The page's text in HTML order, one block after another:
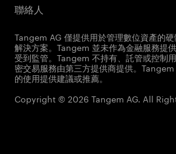
聯絡人
Tangem AG 僅提供用於管理數位資產的
解決方案。Tangem 並未作為金融服務提
受到監管。Tangem 不持有、託管或控制
密交易服務由第三方提供商提供。
的使用提供建議或推薦。